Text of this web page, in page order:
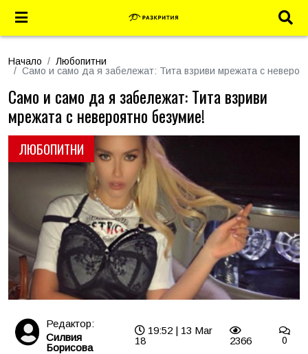
Начало
Любопитни
Само и само да я забележат: Тита взриви мрежата с
ЛЮБОПИТНИ
Само и само да я забележат: Тита взриви
мрежата с невероятно безумие!
Редактор:
Силвия
Борисова
19:52 | 13 Mar
18
2366 0